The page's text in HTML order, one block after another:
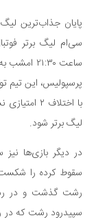
تغذیه سالم
بهداشت
بیماری و
کودک و مادر
ورزش و
روانشناسی
مراکز پزشکی و
فرهنگ و هنر
پایان جذاب‌ترین لیگ
سی‌ام لیگ برتر
ساعت
پرسپولیس، این
با اختلاف
لیگ برتر شود.
در دیگر بازی‌ها
سقوط کرده را شکست
رشت گذشت و در
سپیدرود رشت که در